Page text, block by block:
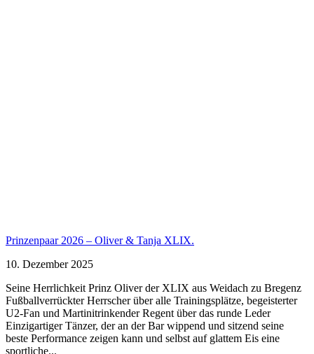
Prinzenpaar 2026 – Oliver & Tanja XLIX.
10. Dezember 2025
Seine Herrlichkeit Prinz Oliver der XLIX aus Weidach zu Bregenz
Fußballverrückter Herrscher über alle Trainingsplätze, begeisterter
U2-Fan und Martinitrinkender Regent über das runde Leder
Einzigartiger Tänzer, der an der Bar wippend und sitzend seine
beste Performance zeigen kann und selbst auf glattem Eis eine
sportliche...